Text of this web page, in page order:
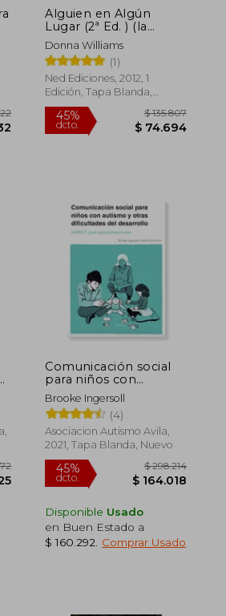
Alguien en Algún
Lugar (2ª Ed. ) (la
Palabra Extrema)
Donna Williams
(1)
Ned Ediciones, 2012, 1
Edición, Tapa Blanda,
Nuevo
Comunicación social
para niños con
autismo y otras
dificultades del
desarrollo: ImPACT
para profesionales
Brooke Ingersoll
(4)
Asociacion Autismo Avila,
2021, Tapa Blanda, Nuevo
Disponible Usado
en Buen Estado a
$ 160.292
Comprar Usado